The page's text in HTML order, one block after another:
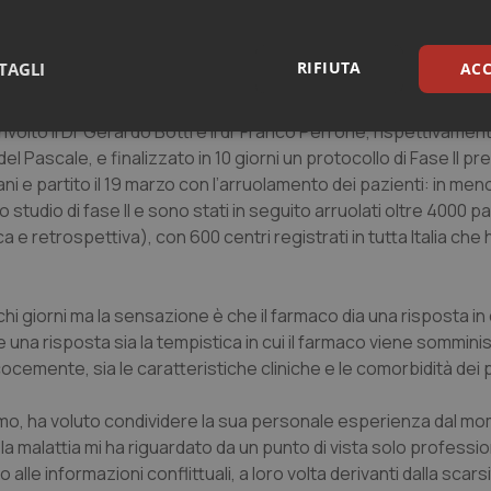
task force presso l’Ospedale Cotugno, costituita da
due tra i peggiori, entrambi intubati. La
importante ed oggettivo dei parametri
spinti dai primi risultati incoraggianti e convinti,
il Dr Gerardo Botti e il dr Franco Perrone,
Pascale, e finalizzato in 10 giorni un protocollo di Fase II
e partito il 19 marzo con l’arruolamento dei pazienti: in
di fase II e sono stati in seguito arruolati oltre 4000
e retrospettiva), con 600 centri registrati in tutta Italia che
giorni ma la sensazione è che il farmaco dia una risposta in
risposta sia la tempistica in cui il farmaco viene
sia le caratteristiche cliniche e le comorbidità dei
ha voluto condividere la sua personale esperienza dal
malattia mi ha riguardato da un punto di vista solo
informazioni conflittuali, a loro volta derivanti dalla
RIFIUTA
Statistici
a rendere fruibile il sito web abilitandone funzionalità di base quali la
del sito. Il sito web non è in grado di funzionare correttamente senza questi
Fornitore/ Dominio Scadenza
Descrizione
YouTube
.youtube.com
settimane
Questo cookie viene utilizzato
scelte di consenso e privacy
interazione con il sito. Registra i
del visitatore riguardo a varie
impostazioni sulla privacy,